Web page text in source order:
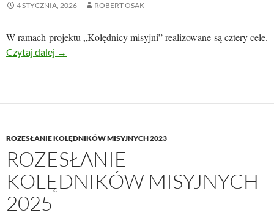
4 STYCZNIA, 2026 ROBERT OSAK
W ramach projektu „Kolędnicy misyjni” realizowane są cztery cele.
Czytaj dalej KOLĘDNICY MISYJNI NIEŚLI ŚWIATŁO
→
ROZESŁANIE KOLĘDNIKÓW MISYJNYCH 2023
ROZESŁANIE
KOLĘDNIKÓW MISYJNYCH
2025